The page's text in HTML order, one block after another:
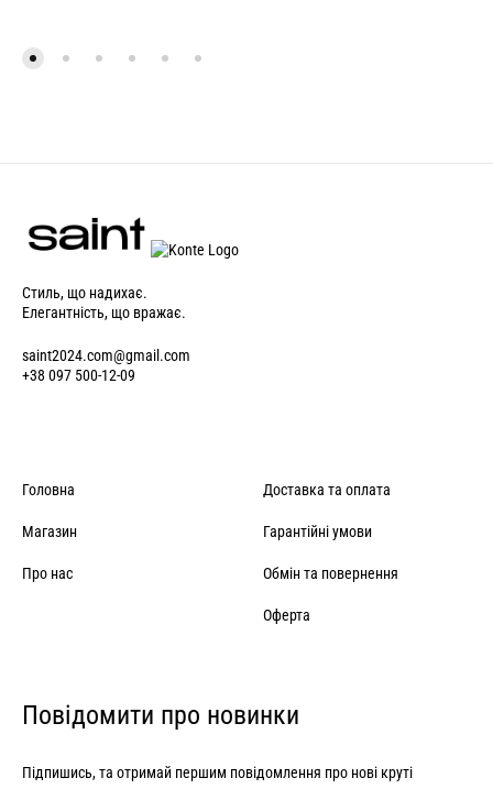
Стиль, що надихає.
Елегантність, що вражає.
saint2024.com@gmail.com
+38 097 500-12-09
Головна
Магазин
Про нас
Доставка та оплата
Гарантійні умови
Обмін та повернення
Оферта
Повідомити про новинки
Підпишись, та отримай першим повідомлення про нові круті